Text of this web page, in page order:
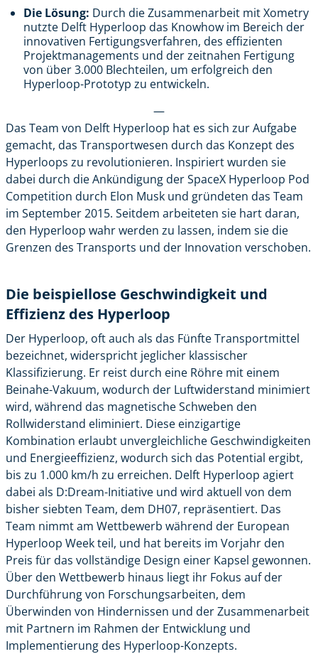
Die Lösung: Durch die Zusammenarbeit mit Xometry
nutzte Delft Hyperloop das Knowhow im Bereich der
innovativen Fertigungsverfahren, des effizienten
Projektmanagements und der zeitnahen Fertigung
von über 3.000 Blechteilen, um erfolgreich den
Hyperloop-Prototyp zu entwickeln.
—
Das Team von Delft Hyperloop hat es sich zur Aufgabe
gemacht, das Transportwesen durch das Konzept des
Hyperloops zu revolutionieren. Inspiriert wurden sie
dabei durch die Ankündigung der SpaceX Hyperloop Pod
Competition durch Elon Musk und gründeten das Team
im September 2015. Seitdem arbeiteten sie hart daran,
den Hyperloop wahr werden zu lassen, indem sie die
Grenzen des Transports und der Innovation verschoben.
Die beispiellose Geschwindigkeit und
Effizienz des Hyperloop
Der Hyperloop, oft auch als das Fünfte Transportmittel
bezeichnet, widerspricht jeglicher klassischer
Klassifizierung. Er reist durch eine Röhre mit einem
Beinahe-Vakuum, wodurch der Luftwiderstand minimiert
wird, während das magnetische Schweben den
Rollwiderstand eliminiert. Diese einzigartige
Kombination erlaubt unvergleichliche Geschwindigkeiten
und Energieeffizienz, wodurch sich das Potential ergibt,
bis zu 1.000 km/h zu erreichen. Delft Hyperloop agiert
dabei als D:Dream-Initiative und wird aktuell von dem
bisher siebten Team, dem DH07, repräsentiert. Das
Team nimmt am Wettbewerb während der European
Hyperloop Week teil, und hat bereits im Vorjahr den
Preis für das vollständige Design einer Kapsel gewonnen.
Über den Wettbewerb hinaus liegt ihr Fokus auf der
Durchführung von Forschungsarbeiten, dem
Überwinden von Hindernissen und der Zusammenarbeit
mit Partnern im Rahmen der Entwicklung und
Implementierung des Hyperloop-Konzepts.